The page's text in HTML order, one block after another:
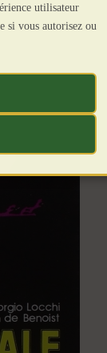
utilisateur
si vous autorisez ou